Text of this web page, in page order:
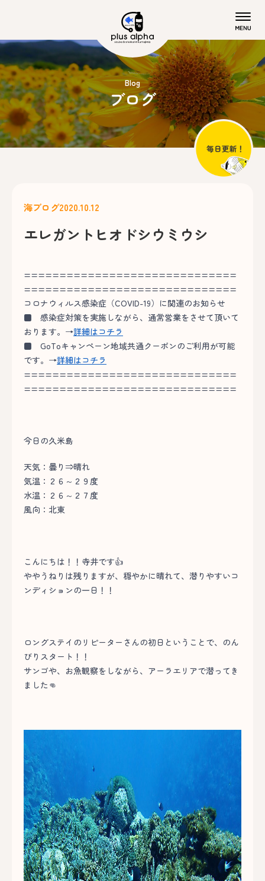
Blog
ブログ
海ブログ2020.10.12
エレガントヒオドシウミウシ
==============================
==============================
コロナウィルス感染症（COVID-19）に関連のお知らせ
■ 感染症対策を実施しながら、通常営業をさせて頂いて
おります。→詳細はコチラ
■ GoToキャンペーン地域共通クーポンのご利用が可能
です。→詳細はコチラ
==============================
==============================
今日の久米島
天気：曇り⇒晴れ
気温：２６～２９度
水温：２６～２７度
風向：北東
こんにちは！！寺井です👍
ややうねりは残りますが、穏やかに晴れて、潜りやすいコ
ンディションの一日！！
ロングステイのリピーターさんの初日ということで、のん
びりスタート！！
サンゴや、お魚観察をしながら、アーラエリアで潜ってき
ました👊